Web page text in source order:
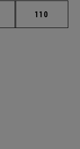
Páginas intermedias
Página
110